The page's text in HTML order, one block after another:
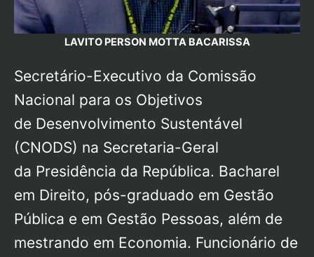
LAVITO PERSON MOTTA BACARISSA
Secretário-Executivo da Comissão
Nacional para os Objetivos
de Desenvolvimento Sustentável
(CNODS) na Secretaria-Geral
da Presidência da República. Bacharel
em Direito, pós-graduado em Gestão
Pública e em Gestão Pessoas, além de
mestrando em Economia. Funcionário de